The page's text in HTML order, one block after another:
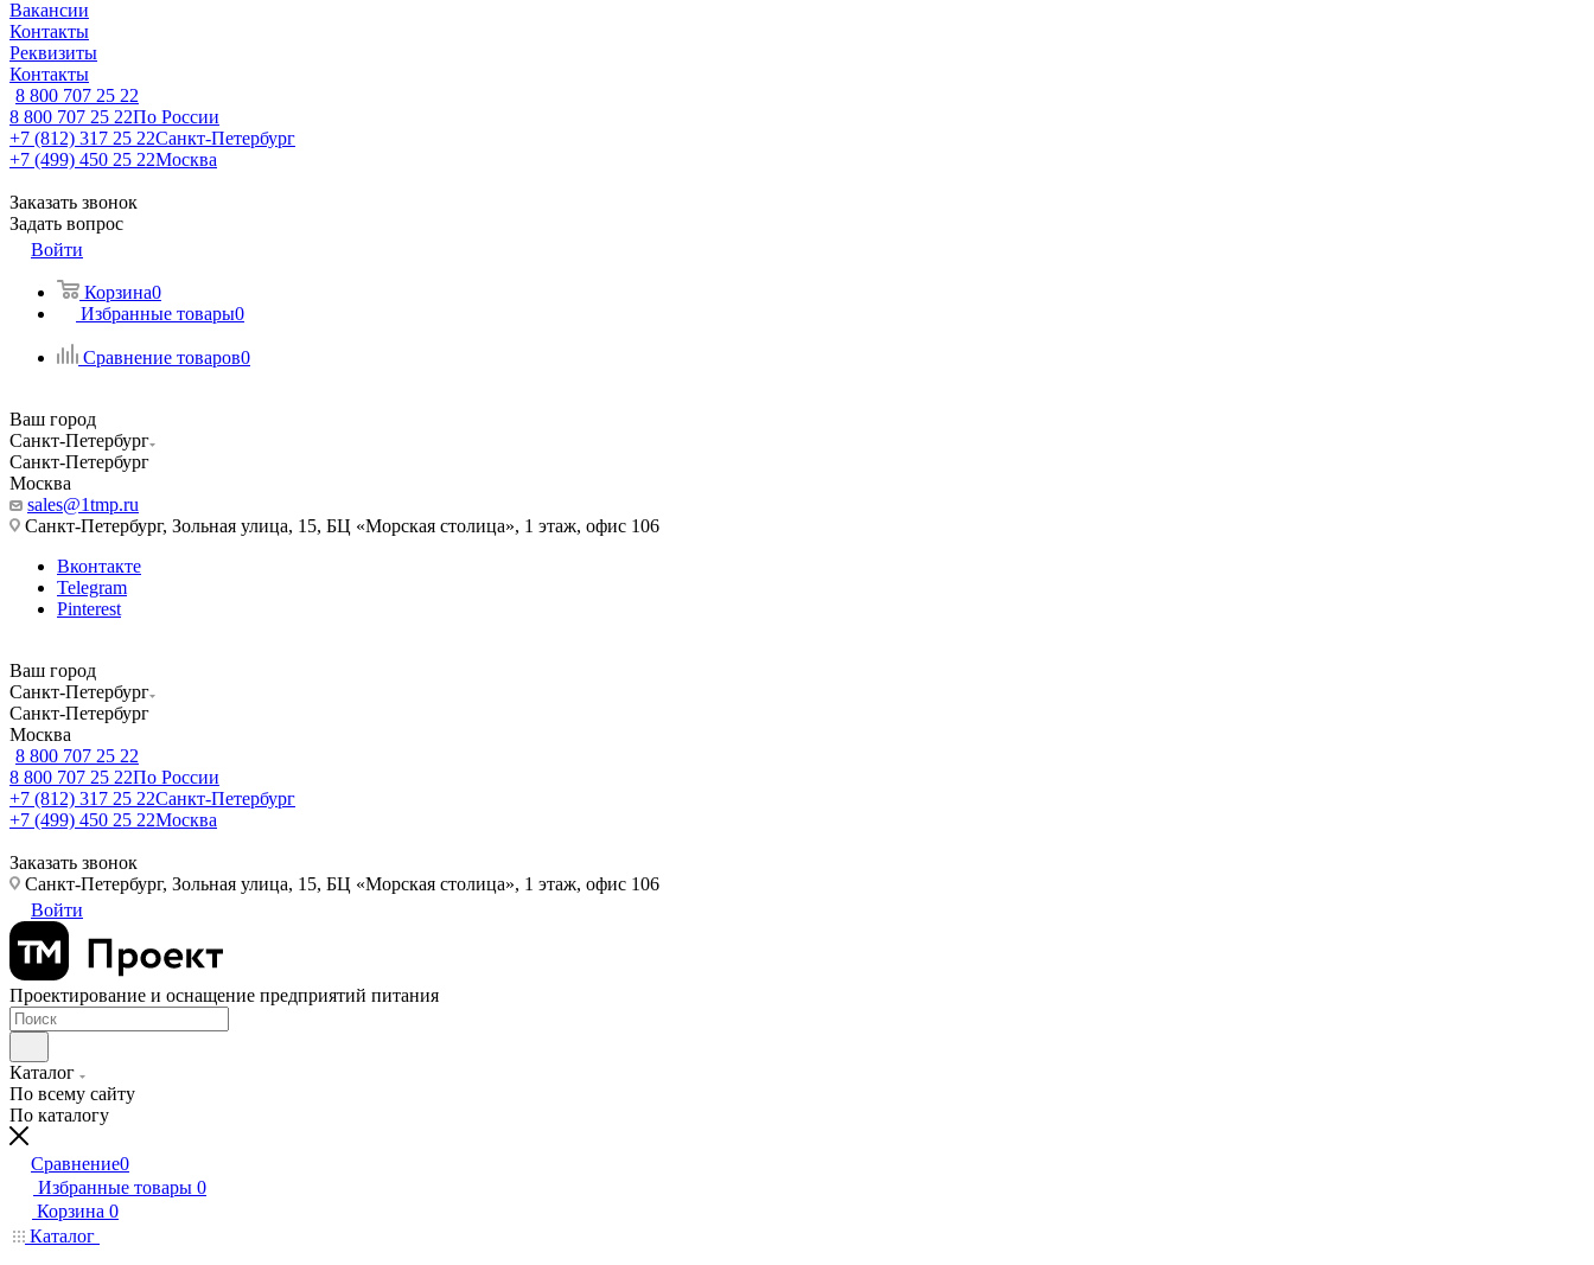
Вакансии
Контакты
Реквизиты
Контакты
8 800 707 25 22
8 800 707 25 22По России
+7 (812) 317 25 22Санкт-Петербург
+7 (499) 450 25 22Москва
Заказать звонок
Задать вопрос
Войти
Корзина0
Избранные товары0
Сравнение товаров0
Ваш город
Санкт-Петербург
Санкт-Петербург
Москва
sales@1tmp.ru
Санкт-Петербург, Зольная улица, 15, БЦ «Морская столица», 1 этаж, офис 106
Вконтакте
Telegram
Pinterest
Ваш город
Санкт-Петербург
Санкт-Петербург
Москва
8 800 707 25 22
8 800 707 25 22По России
+7 (812) 317 25 22Санкт-Петербург
+7 (499) 450 25 22Москва
Заказать звонок
Санкт-Петербург, Зольная улица, 15, БЦ «Морская столица», 1 этаж, офис 106
Войти
Проектирование и оснащение предприятий питания
Каталог
По всему сайту
По каталогу
Сравнение0
Избранные товары 0
Корзина 0
Каталог